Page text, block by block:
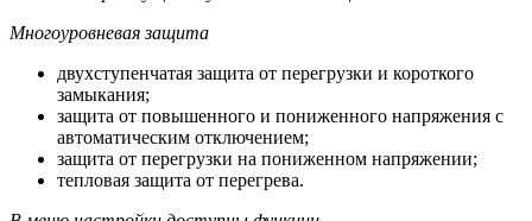
Многоуровневая защита
двухступенчатая защита от перегрузки и короткого
замыкания;
защита от повышенного и пониженного напряжения с
автоматическим отключением;
защита от перегрузки на пониженном напряжении;
тепловая защита от перегрева.